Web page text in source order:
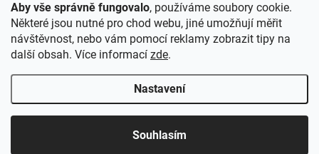
Aby vše správně fungovalo, používáme soubory cookie.
Některé jsou nutné pro chod webu, jiné umožňují měřit
návštěvnost, nebo vám pomocí reklamy zobrazit tipy na
další obsah. Více informací zde.
Nastavení
Souhlasím
Rozkládací postele RELAX – ideální řešení pro malé prostory i
každodenní spaní
Rozkládací postel, která se přizpůsobí vašemu živo...
Copyright 2026DK-obchod.cz. Všechna práva vyhrazena.Upravit
nastavení cookies